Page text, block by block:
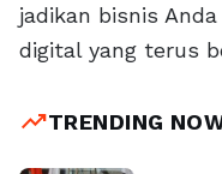
jadikan bisnis
digital yang terus
trending_upTRENDING